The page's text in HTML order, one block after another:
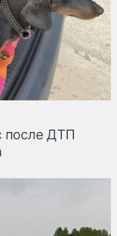
после ДТП